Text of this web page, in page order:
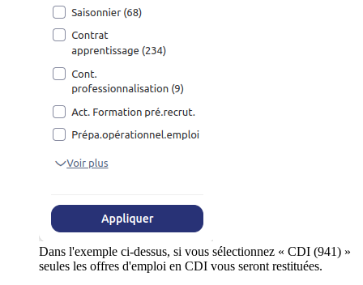
Dans l'exemple ci-dessus, si vous sélectionnez « CDI (941) »
seules les offres d'emploi en CDI vous seront restituées.